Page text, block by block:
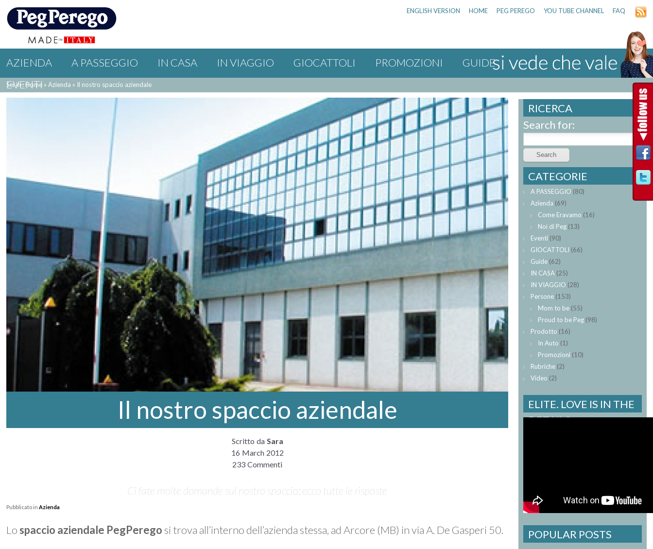
ENGLISH VERSION HOME PEG PEREGO YOU TUBE CHANNEL FAQ
AZIENDA A PASSEGGIO IN CASA IN VIAGGIO GIOCATTOLI PROMOZIONI
GUIDE
EVENTI
Sei in : Home »Azienda » Il nostro spaccio aziendale
Il nostro spaccio aziendale
Scritto da Sara
16 March 2012
233 Commenti
Ci fate molte domande sul nostro spaccio: ecco tutte le risposte
Pubblicato inAzienda
Lo spaccio aziendale PegPerego si trova all’interno dell’azienda stessa, ad Arcore (MB) in via A. De Gasperi 50.
RICERCA
Search for:
CATEGORIE
A PASSEGGIO (80)
Azienda (69)
Come Eravamo (16)
Noi di Peg (13)
Eventi (90)
GIOCATTOLI (66)
Guide (62)
IN CASA (25)
IN VIAGGIO (28)
Persone (153)
Mom to be (55)
Proud to be Peg (98)
Prodotto (16)
In Auto (1)
Promozioni (10)
Rubriche (2)
Video (2)
ELITE. LOVE IS IN THE
DETAILS.
POPULAR POSTS